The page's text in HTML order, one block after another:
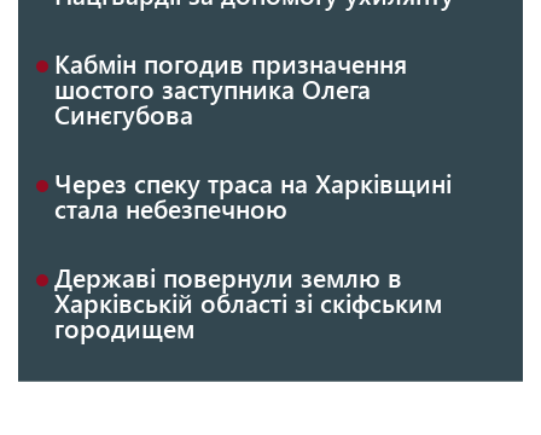
Кабмін погодив призначення
шостого заступника Олега
Синєгубова
Через спеку траса на Харківщині
стала небезпечною
Державі повернули землю в
Харківській області зі скіфським
городищем